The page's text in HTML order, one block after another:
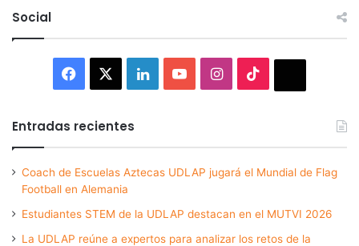
Social
Facebook LinkedInYouTubeInstagram
Entradas recientes
Coach de Escuelas Aztecas UDLAP jugará el Mundial de Flag
Football en Alemania
Estudiantes STEM de la UDLAP destacan en el MUTVI 2026
La UDLAP reúne a expertos para analizar los retos de la